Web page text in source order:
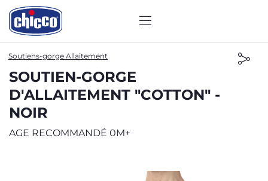
Soutiens-gorge Allaitement
SOUTIEN-GORGE
D'ALLAITEMENT "COTTON" -
NOIR
AGE RECOMMANDÉ 0M+